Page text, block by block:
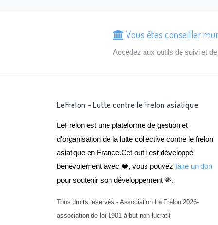
Vous êtes conseiller
Accédez aux outils de suivi et
LeFrelon - Lutte contre le frelon asiatique
LeFrelon est une plateforme de gestion et
d'organisation de la lutte collective contre le frelon
asiatique en France.Cet outil est développé
bénévolement avec ❤️, vous pouvez faire un don
pour soutenir son développement 💸.
Tous droits réservés - Association Le Frelon 2026-
association de loi 1901 à but non lucratif